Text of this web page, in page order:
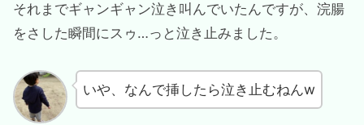
それまでギャンギャン泣き叫んでいたんですが、浣腸
をさした瞬間にスゥ…っと泣き止みました。
いや、なんで挿したら泣き止むねんw